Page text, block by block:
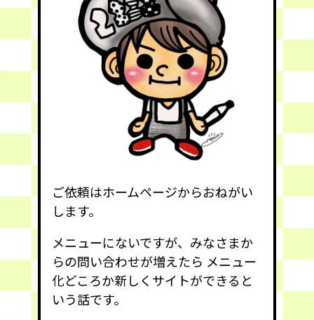
ご依頼はホームページからおねがい
します。
メニューにないですが、みなさまか
らの問い合わせが増えたら メニュー
化どころか新しくサイトができると
いう話です。